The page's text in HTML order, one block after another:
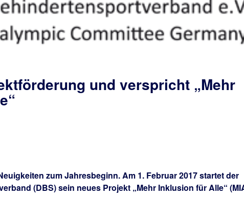
und verspricht „Mehr
zum Jahresbeginn. Am 1. Februar 2017 startet der
(DBS) sein neues Projekt „Mehr Inklusion für Alle“